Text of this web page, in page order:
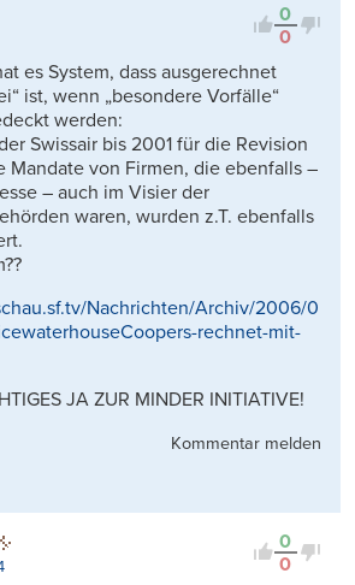
0
0
es System, dass ausgerechnet
ist, wenn „besondere Vorfälle“
werden:
Swissair bis 2001 für die Revision
Mandate von Firmen, die ebenfalls –
– auch im Visier der
waren, wurden z.T. ebenfalls
Nachrichten/Archiv/2006/0
rechnet-mit-
JA ZUR MINDER INITIATIVE!
Kommentar melden
0
0